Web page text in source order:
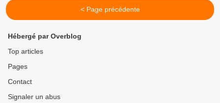
< Page précédente
Hébergé par Overblog
Top articles
Pages
Contact
Signaler un abus